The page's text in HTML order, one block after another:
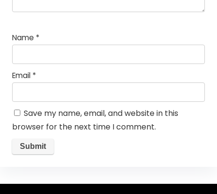
Name *
Email *
Save my name, email, and website in this
browser for the next time I comment.